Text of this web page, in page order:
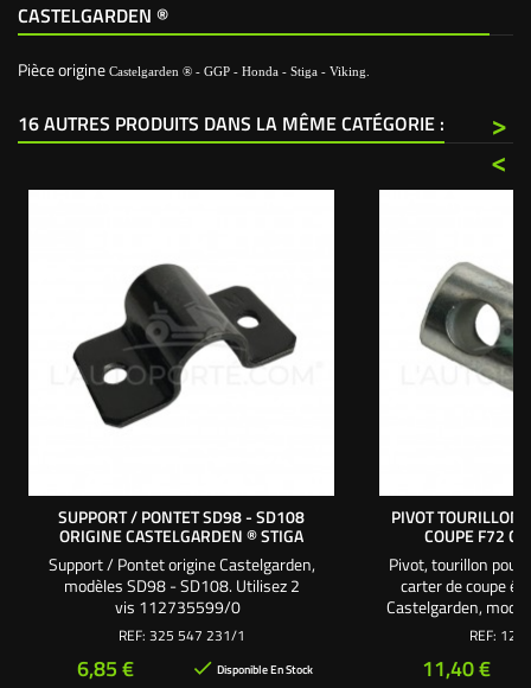
CASTELGARDEN ®
Pièce origine Castelgarden ® - GGP - Honda - Stiga - Viking.
16 AUTRES PRODUITS DANS LA MÊME CATÉGORIE :
>
<
SUPPORT / PONTET SD98 - SD108
ORIGINE CASTELGARDEN ® STIGA
Support / Pontet origine Castelgarden,
modèles SD98 - SD108. Utilisez 2
vis 112735599/0
REF: 325 547 231/1
Prix
6,85 €  Disponible En Stock
PIVOT TOURILLON
COUPE F72
Pivot, tourillon pour
carter de coupe
Castelgarden,
mm. Ø intérieur :
REF: 125
Prix
11,40 €